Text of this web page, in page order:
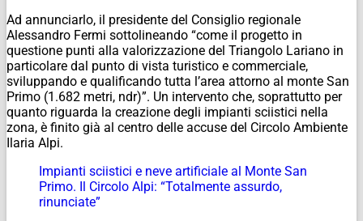
Ad annunciarlo, il presidente del Consiglio regionale
Alessandro Fermi sottolineando “come il progetto in
questione punti alla valorizzazione del Triangolo Lariano in
particolare dal punto di vista turistico e commerciale,
sviluppando e qualificando tutta l’area attorno al monte San
Primo (1.682 metri, ndr)”. Un intervento che, soprattutto per
quanto riguarda la creazione degli impianti sciistici nella
zona, è finito già al centro delle accuse del Circolo Ambiente
Ilaria Alpi.
Impianti sciistici e neve artificiale al Monte San
Primo. Il Circolo Alpi: “Totalmente assurdo,
rinunciate”